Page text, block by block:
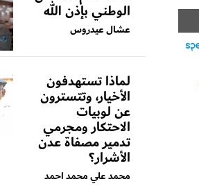
الوطني بإذن الله
عشال عيدروس
لماذا تستهدفون
الأخيار، وتتسترون
عن لوبيات
الاحتكار ومجرمي
تدمير مصفاة عدن
الأشرار؟
محمد علي محمد احمد